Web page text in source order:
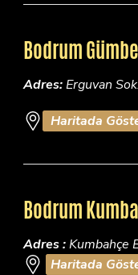
Bodrum
Adres:Erguvan
Haritada
Bodrum
Adres :Kumbahçe
Haritada